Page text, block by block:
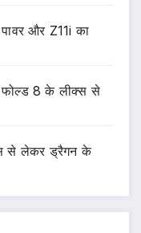
और Z11i का
फोल्ड 8 के लीक्स से
से लेकर ड्रैगन के